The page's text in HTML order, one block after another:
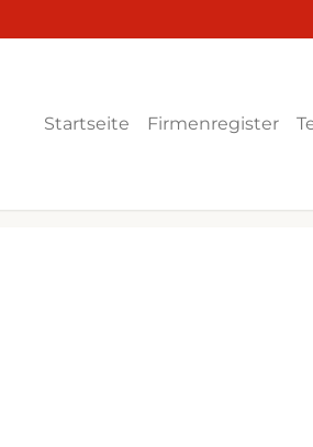
Startseite Firmenregister